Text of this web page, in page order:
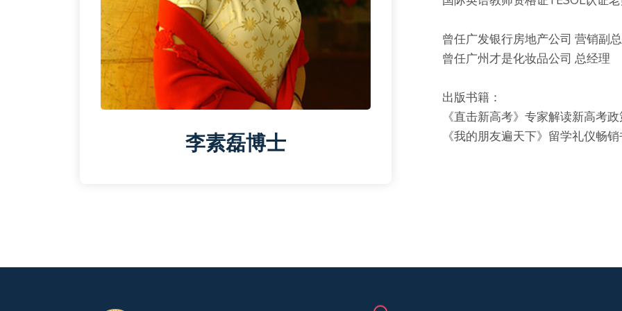
李素磊博士
曾任广发银行房地产公司 营销副总
曾任广州才是化妆品公司 总经理
出版书籍：
《直击新高考》专家解读新高考政
《我的朋友遍天下》留学礼仪畅